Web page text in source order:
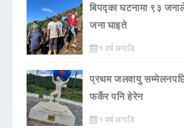
बिपद्का घटनामा ९३
जना घाइते
१ वर्ष अगाडि
प्रथम जलवायु सम्मेलनपछि
फर्केर पनि हेरेन
१ वर्ष अगाडि